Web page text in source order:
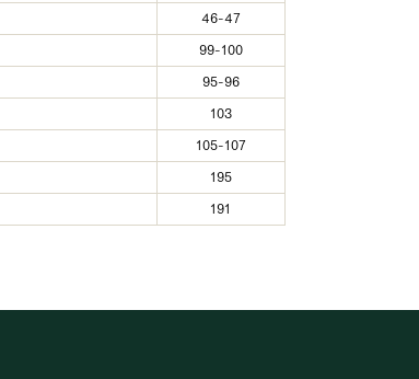
46-47
99-100
95-96
103
105-107
195
191